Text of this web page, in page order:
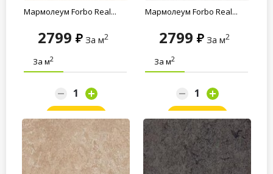
Мармолеум Forbo Real...
2799 За м2
За м2
Заказать
Мармолеум Forbo Real...
2799 За м2
За м2
Заказать